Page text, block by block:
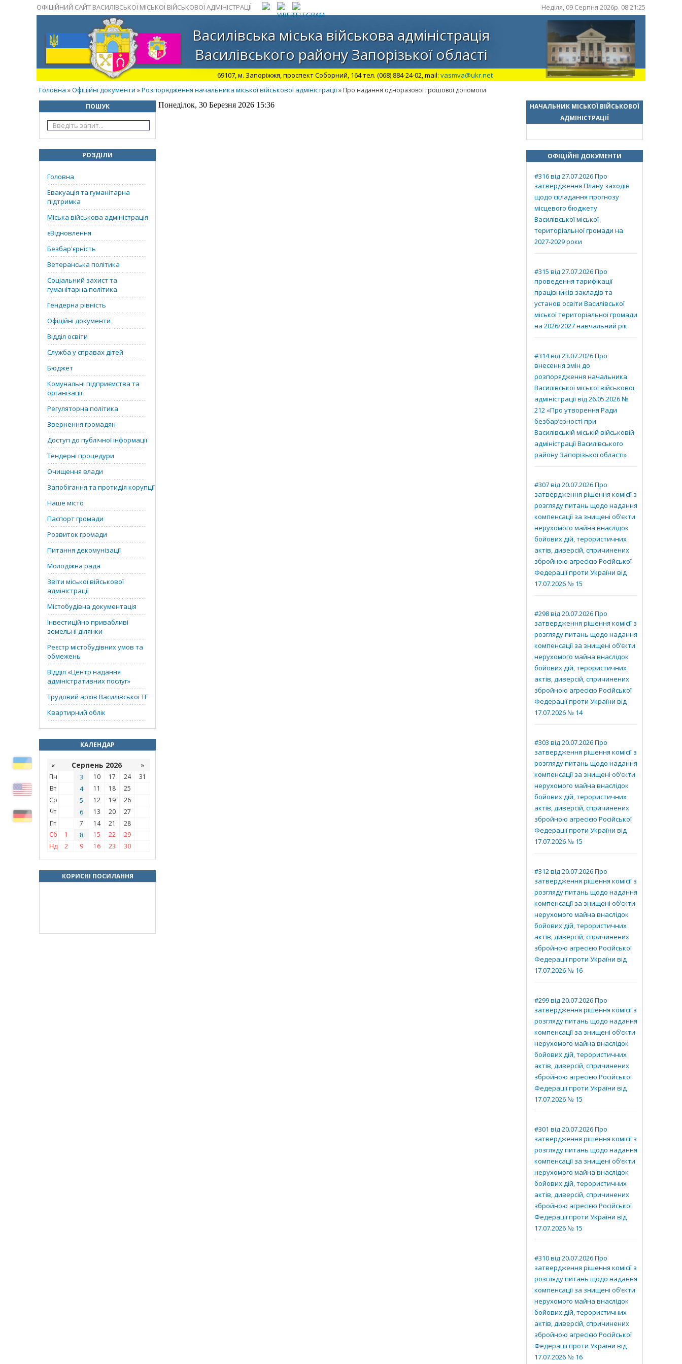
ОФІЦІЙНИЙ САЙТ ВАСИЛІВСЬКОЇ МІСЬКОЇ ВІЙСЬКОВОЇ АДМІНІСТРАЦІЇ Неділя, 09 Серпня 2026р. 08:21:26
Василівська міська військова адміністрація
Василівського району Запорізької області
69107, м. Запоріжжя, проспект Соборний, 164 тел. (068) 884-24-02, mail: vasmva@ukr.net
Головна »Офіційні документи »Розпорядження начальника міської військової адміністрації» Про надання одноразової грошової допомоги
ПОШУК
РОЗДІЛИ
Головна
Евакуація та гуманітарна
підтримка
Міська військова адміністрація
єВідновлення
Безбар'єрність
Ветеранська політика
Соціальний захист та
гуманітарна політика
Гендерна рівність
Офіційні документи
Відділ освіти
Служба у справах дітей
Бюджет
Комунальні підприємства та
організації
Регуляторна політика
Звернення громадян
Доступ до публічної інформації
Тендерні процедури
Очищення влади
Запобігання та протидія корупції
Наше місто
Паспорт громади
Розвиток громади
Питання декомунізації
Молодіжна рада
Звіти міської військової
адміністрації
Містобудівна документація
Інвестиційно привабливі
земельні ділянки
Реєстр містобудівних умов та
обмежень
Відділ «‎Центр надання
адміністративних послуг»
Трудовий архів Василівської ТГ
Квартирний облік
КАЛЕНДАР
« Серпень 2026 »
Пн 3 10 17 24
31
Вт
4 11 18
25
Ср
5 12 19
26
Чт
6 13 20
27
Пт
7 14 21
28
Сб
1 8 15 22
29
Нд
2 9 16 23 30
КОРИСНІ ПОСИЛАННЯ
Понеділок, 30 Березня 2026 15:36
НАЧАЛЬНИК МІСЬКОЇ ВІЙСЬКОВОЇ
АДМІНІСТРАЦІЇ
ОФІЦІЙНІ ДОКУМЕНТИ
#316 від 27.07.2026 Про
затвердження Плану заходів
щодо складання прогнозу
місцевого бюджету
Василівської міської
територіальної громади на
2027-2029 роки
#315 від 27.07.2026 Про
проведення тарифікації
працівників закладів та
установ освіти Василівської
міської територіальної громади
на 2026/2027 навчальний рік
#314 від 23.07.2026 Про
внесення змін до
розпорядження начальника
Василівської міської військової
адміністрації від 26.05.2026 №
212 «Про утворення Ради
безбар’єрності при
Василівській міській військовій
адміністрації Василівського
району Запорізької області»
#307 від 20.07.2026 Про
затвердження рішення комісії з
розгляду питань щодо надання
компенсації за знищені об’єкти
нерухомого майна внаслідок
бойових дій, терористичних
актів, диверсій, спричинених
збройною агресією Російської
Федерації проти України від
17.07.2026 № 15
#298 від 20.07.2026 Про
затвердження рішення комісії з
розгляду питань щодо надання
компенсації за знищені об’єкти
нерухомого майна внаслідок
бойових дій, терористичних
актів, диверсій, спричинених
збройною агресією Російської
Федерації проти України від
17.07.2026 № 14
#303 від 20.07.2026 Про
затвердження рішення комісії з
розгляду питань щодо надання
компенсації за знищені об’єкти
нерухомого майна внаслідок
бойових дій, терористичних
актів, диверсій, спричинених
збройною агресією Російської
Федерації проти України від
17.07.2026 № 15
#312 від 20.07.2026 Про
затвердження рішення комісії з
розгляду питань щодо надання
компенсації за знищені об’єкти
нерухомого майна внаслідок
бойових дій, терористичних
актів, диверсій, спричинених
збройною агресією Російської
Федерації проти України від
17.07.2026 № 16
#299 від 20.07.2026 Про
затвердження рішення комісії з
розгляду питань щодо надання
компенсації за знищені об’єкти
нерухомого майна внаслідок
бойових дій, терористичних
актів, диверсій, спричинених
збройною агресією Російської
Федерації проти України від
17.07.2026 № 15
#301 від 20.07.2026 Про
затвердження рішення комісії з
розгляду питань щодо надання
компенсації за знищені об’єкти
нерухомого майна внаслідок
бойових дій, терористичних
актів, диверсій, спричинених
збройною агресією Російської
Федерації проти України від
17.07.2026 № 15
#310 від 20.07.2026 Про
затвердження рішення комісії з
розгляду питань щодо надання
компенсації за знищені об’єкти
нерухомого майна внаслідок
бойових дій, терористичних
актів, диверсій, спричинених
збройною агресією Російської
Федерації проти України від
17.07.2026 № 16